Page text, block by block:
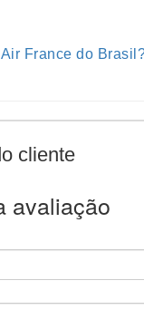
France do
cliente
avaliação